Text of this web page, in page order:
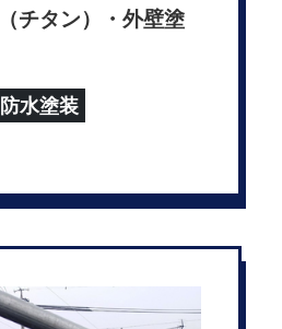
チタン）・外壁塗
水塗装